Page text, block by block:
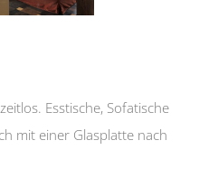
Esstische, Sofatische
mit einer Glasplatte nach